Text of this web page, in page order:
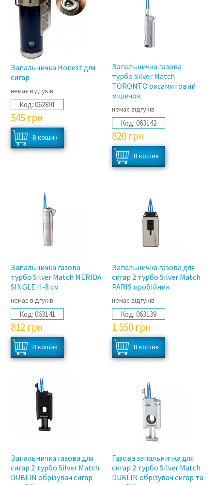
Запальничка Honest для
сигар
немає відгуків
Код: 062891
545 грн
Запальничка газова
турбо Silver Match
TORONTO оксамитовий
мішечок
немає відгуків
Код: 063142
820 грн
Запальничка газова
турбо Silver Match MERIDA
SINGLE H-8 см
немає відгуків
Код: 063141
812 грн
Запальничка газова для
сигар 2 турбо Silver Match
PARIS пробійник
немає відгуків
Код: 063139
1 550 грн
Запальничка газова для
сигар 2 турбо Silver Match
DUBLIN обрізувач сигар
Газова запальничка для
сигар 2 турбо Silver Match
DUBLIN обрізувач сигар та